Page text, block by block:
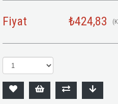
Fiyat ₺424,83